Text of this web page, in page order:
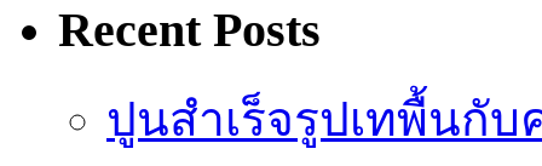
Recent Posts
ปูนสำเร็จรูปเทพื้นกั